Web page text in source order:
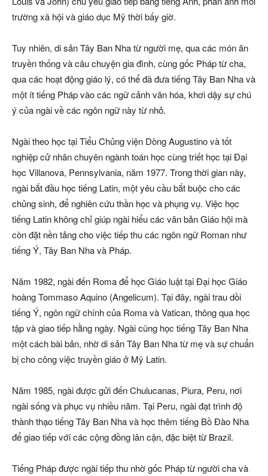
trường xã hội và giáo dục Mỹ thời bấy giờ.
Tuy nhiên, di sản Tây Ban Nha từ người mẹ, qua các món ăn
truyền thống và câu chuyện gia đình, cùng gốc Pháp từ cha,
qua các hoạt động giáo lý, có thể đã đưa tiếng Tây Ban Nha và
một ít tiếng Pháp vào các ngữ cảnh văn hóa, khơi dậy sự chú
ý của ngài về các ngôn ngữ này từ nhỏ.
Ngài theo học tại Tiểu Chủng viện Dòng Augustino và tốt
nghiệp cử nhân chuyên ngành toán học cùng triết học tại Đại
học Villanova, Pennsylvania, năm 1977. Trong thời gian này,
ngài bắt đầu học tiếng Latin, một yêu cầu bắt buộc cho các
chủng sinh, để nghiên cứu thần học và phụng vụ. Việc học
tiếng Latin không chỉ giúp ngài hiểu các văn bản Giáo hội mà
còn đặt nền tảng cho việc tiếp thu các ngôn ngữ Roman như
tiếng Ý, Tây Ban Nha và Pháp.
Năm 1982, ngài đến Roma để học Giáo luật tại Đại học Giáo
hoàng Tommaso Aquino (Angelicum). Tại đây, ngài trau dồi
tiếng Ý, ngôn ngữ chính của Roma và Vatican, thông qua học
tập và giao tiếp hằng ngày. Ngài cũng học tiếng Tây Ban Nha
một cách bài bản, nhờ di sản Tây Ban Nha từ mẹ và sự chuẩn
bị cho công việc truyền giáo ở Mỹ Latin.
Năm 1985, ngài được gửi đến Chulucanas, Piura, Peru, nơi
ngài sống và phục vụ nhiều năm. Tại Peru, ngài đạt trình độ
thành thạo tiếng Tây Ban Nha và học thêm tiếng Bồ Đào Nha
để giao tiếp với các cộng đồng lân cận, đặc biệt từ Brazil.
Tiếng Pháp được ngài tiếp thu nhờ gốc Pháp từ người cha và